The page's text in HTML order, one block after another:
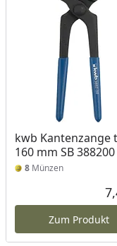
kwb Kantenzange
160 mm SB 388200
8 Münzen
Zum Produkt